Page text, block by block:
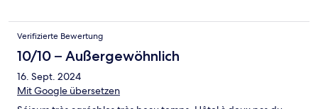
Verifizierte Bewertung
10/10 – Außergewöhnlich
16. Sept. 2024
Mit Google übersetzen